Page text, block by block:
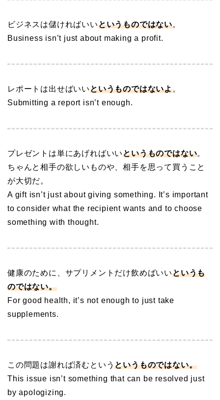
ビジネスは儲ければいいというものではない。
Business isn’t just about making a profit.
レポートは出せばいいというものではないよ。
Submitting a report isn’t enough.
プレゼントは単にあげればいいというものではない。
ちゃんと相手の欲しいものや、相手を思って買うこと
が大切だ。
A gift isn’t just about giving something. It’s important
to consider what the recipient wants and to choose
something with thought.
健康のために、サプリメントだけ飲めばいいというも
のではない。
For good health, it’s not enough to just take
supplements.
この問題は謝れば済むというというものではない。
This issue isn’t something that can be resolved just
by apologizing.